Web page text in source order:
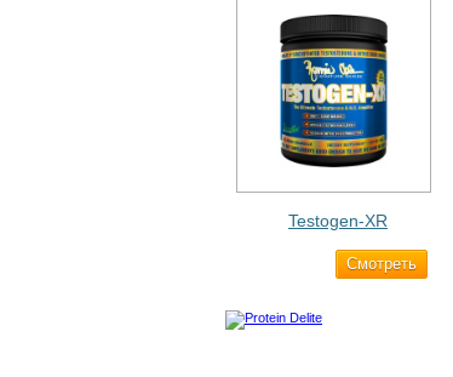
Testogen-XR
Cмотреть